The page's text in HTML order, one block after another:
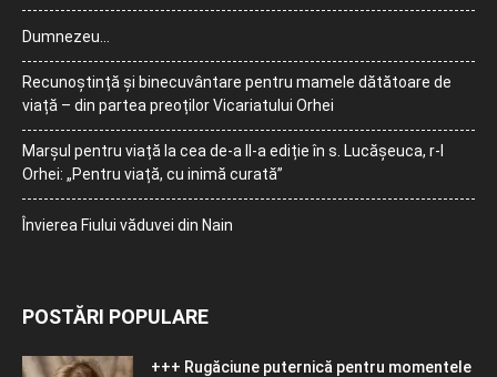
Dumnezeu…
Recunoștință și binecuvântare pentru mamele dătătoare de
viață – din partea preoților Vicariatului Orhei
Marșul pentru viață la cea de-a II-a ediție în s. Lucășeuca, r-l
Orhei: „Pentru viață, cu inimă curată”
Învierea Fiului văduvei din Nain
POSTĂRI POPULARE
+++ Rugăciune puternică pentru momentele